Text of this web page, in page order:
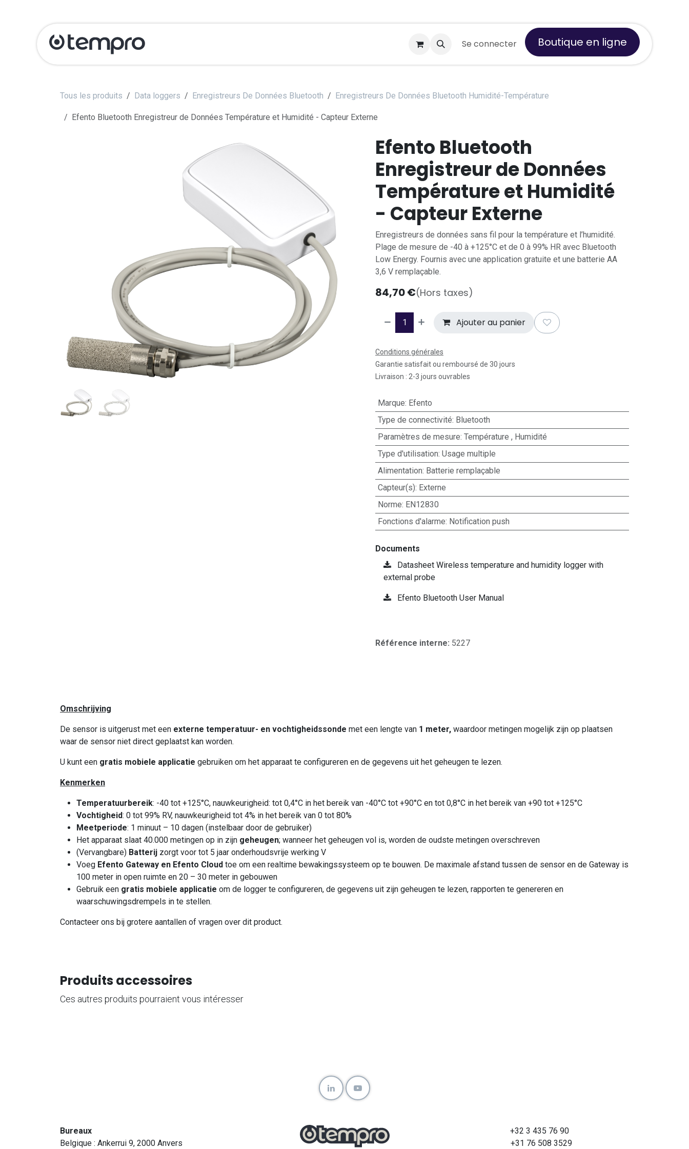
Se rendre au contenu
Contactez-nous Aide À propos de nous
Se connecter Boutique en ligne
Tous les produits Data loggers Enregistreurs De Données Bluetooth Enregistreurs De Données Bluetooth Humidité-Température
Efento Bluetooth Enregistreur de Données Température et Humidité - Capteur Externe
Efento Bluetooth
Enregistreur de Données
Température et Humidité
- Capteur Externe
Enregistreurs de données sans fil pour la température et l’humidité.
Plage de mesure de -40 à +125°C et de 0 à 99% HR avec Bluetooth
Low Energy. Fournis avec une application gratuite et une batterie AA
3,6 V remplaçable.
84,70€(Hors taxes)
Ajouter au panier
Conditions générales
Garantie satisfait ou remboursé de 30 jours
Livraison : 2-3 jours ouvrables
Marque: Efento
Type de connectivité: Bluetooth
Paramètres de mesure: Température , Humidité
Type d'utilisation: Usage multiple
Alimentation: Batterie remplaçable
Capteur(s): Externe
Norme: EN12830
Fonctions d'alarme: Notification push
Documents
Datasheet Wireless temperature and humidity logger with
external probe
Efento Bluetooth User Manual
Référence interne: 5227
Omschrijving
De sensor is uitgerust met een externe temperatuur- en vochtigheidssonde met een lengte van 1 meter, waardoor metingen mogelijk zijn op plaatsen
waar de sensor niet direct geplaatst kan worden.
U kunt een gratis mobiele applicatie gebruiken om het apparaat te configureren en de gegevens uit het geheugen te lezen.
Kenmerken
Temperatuurbereik: -40 tot +125°C, nauwkeurigheid: tot 0,4°C in het bereik van -40°C tot +90°C en tot 0,8°C in het bereik van +90 tot +125°C
Vochtigheid: 0 tot 99% RV, nauwkeurigheid tot 4% in het bereik van 0 tot 80%
Meetperiode: 1 minuut – 10 dagen (instelbaar door de gebruiker)
Het apparaat slaat 40.000 metingen op in zijn geheugen; wanneer het geheugen vol is, worden de oudste metingen overschreven
(Vervangbare) Batterij zorgt voor tot 5 jaar onderhoudsvrije werking V
Voeg Efento Gateway en Efento Cloud toe om een realtime bewakingssysteem op te bouwen. De maximale afstand tussen de sensor en de Gateway is
100 meter in open ruimte en 20 – 30 meter in gebouwen
Gebruik een gratis mobiele applicatie om de logger te configureren, de gegevens uit zijn geheugen te lezen, rapporten te genereren en
waarschuwingsdrempels in te stellen.
Contacteer ons bij grotere aantallen of vragen over dit product.
Produits accessoires
Ces autres produits pourraient vous intéresser
Bureaux
Belgique : Ankerrui 9, 2000 Anvers
+32 3 435 76 90
+31 76 508 3529